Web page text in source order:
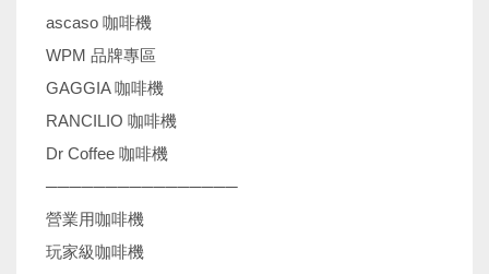
ascaso 咖啡機
WPM 品牌專區
GAGGIA 咖啡機
RANCILIO 咖啡機
Dr Coffee 咖啡機
────────────────
營業用咖啡機
玩家級咖啡機